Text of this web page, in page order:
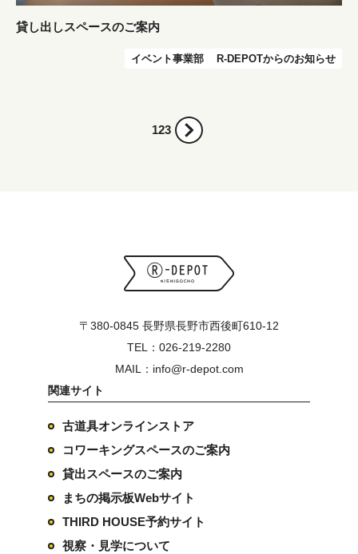
貸し出しスペースのご案内
イベント事業部 R-DEPOTからのお知らせ
123
〒380-0845 長野県長野市西後町610-12
TEL：026-219-2280
MAIL：info@r-depot.com
関連サイト
古道具オンラインストア
コワーキングスペースのご案内
貸出スペースのご案内
まちの掲示板Webサイト
THIRD HOUSE予約サイト
視察・見学について